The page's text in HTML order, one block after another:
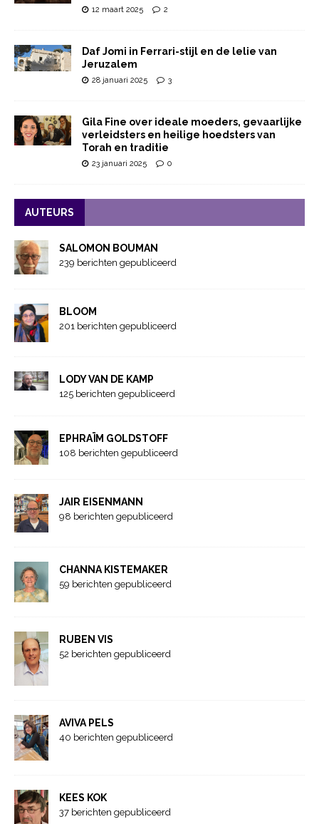
12 maart 2025 2
Daf Jomi in Ferrari-stijl en de lelie van
Jeruzalem
28 januari 2025 3
Gila Fine over ideale moeders, gevaarlijke
verleidsters en heilige hoedsters van
Torah en traditie
23 januari 2025 0
AUTEURS
SALOMON BOUMAN
239 berichten gepubliceerd
BLOOM
201 berichten gepubliceerd
LODY VAN DE KAMP
125 berichten gepubliceerd
EPHRAÏM GOLDSTOFF
108 berichten gepubliceerd
JAIR EISENMANN
98 berichten gepubliceerd
CHANNA KISTEMAKER
59 berichten gepubliceerd
RUBEN VIS
52 berichten gepubliceerd
AVIVA PELS
40 berichten gepubliceerd
KEES KOK
37 berichten gepubliceerd